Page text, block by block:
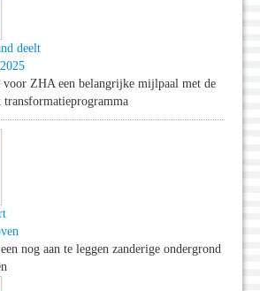
deelt
voor ZHA een belangrijke mijlpaal met de
transformatieprogramma
nog aan te leggen zanderige ondergrond